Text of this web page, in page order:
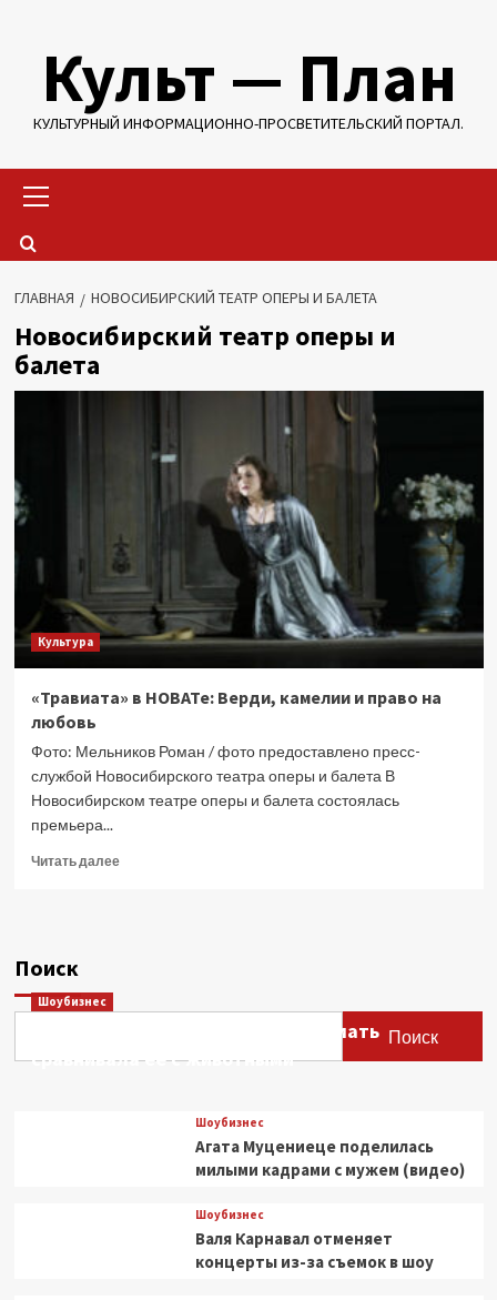
содержимому
Культ — План
КУЛЬТУРНЫЙ ИНФОРМАЦИОННО-ПРОСВЕТИТЕЛЬСКИЙ ПОРТАЛ.
меню
ГЛАВНАЯ НОВОСИБИРСКИЙ ТЕАТР ОПЕРЫ И БАЛЕТА
Новосибирский театр оперы и
балета
Культура
«Травиата» в НОВАТе: Верди, камелии и право на
любовь
Фото: Мельников Роман / фото предоставлено пресс-
службой Новосибирского театра оперы и балета В
Новосибирском театре оперы и балета состоялась
премьера...
Читать далееПрочитать
Поиск
Поиск
Шоубизнес
Этери Тутберидзе заявила, что мать
сравнивала ее с животными
Шоубизнес
Агата Муцениеце поделилась
милыми кадрами с мужем (видео)
Шоубизнес
Валя Карнавал отменяет
концерты из-за съемок в шоу